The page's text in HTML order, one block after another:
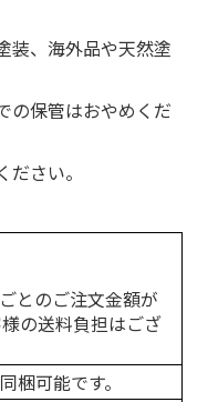
装、海外品や天然塗
の保管はおやめくだ
さい。
とのご注文金額が
の送料負担はござ
梱可能です。